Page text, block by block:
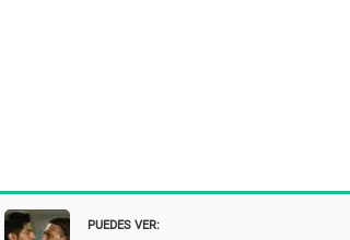
PUEDES VER: